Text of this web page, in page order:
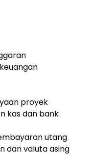
proyek
kas dan bank
utang
dan valuta asing